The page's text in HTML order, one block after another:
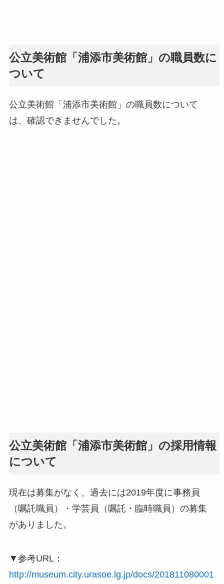
公立美術館「浦添市美術館」の職員数に
ついて
公立美術館「浦添市美術館」の職員数について
は、確認できませんでした。
公立美術館「浦添市美術館」の採用情報
について
現在は募集がなく、過去には2019年度に事務員
（嘱託職員）・学芸員（嘱託・臨時職員）の募集
がありました。
▼参考URL：
http://museum.city.urasoe.lg.jp/docs/201811080001